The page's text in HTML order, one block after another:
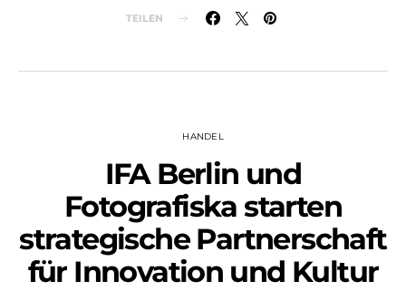
TEILEN
HANDEL
IFA Berlin und
Fotografiska starten
strategische Partnerschaft
für Innovation und Kultur